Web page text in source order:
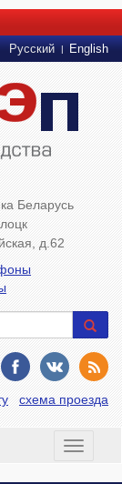
Русский
English
Беларусь
д.62
схема проезда
Toggle